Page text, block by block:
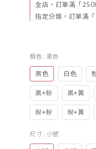
全店，訂單滿「
指定分類，訂單滿
顏色 : 黑色
黑色 白色
黑+粉 黑+黃
粉+粉 粉+黃
尺寸 : 小號